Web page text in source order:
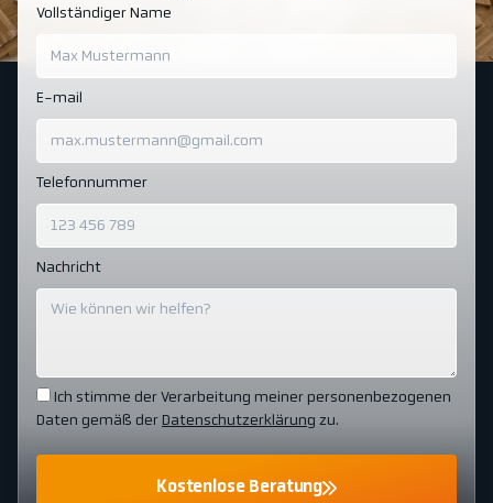
Vollständiger Name
E-mail
Telefonnummer
Nachricht
Ich stimme der Verarbeitung meiner personenbezogenen
Daten gemäß der Datenschutzerklärung zu.
Kostenlose Beratung